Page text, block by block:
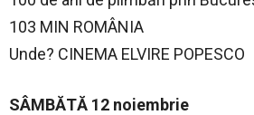
103 MIN ROMÂNIA
Unde? CINEMA ELVIRE POPESCO
SÂMBĂTĂ 12 noiembrie